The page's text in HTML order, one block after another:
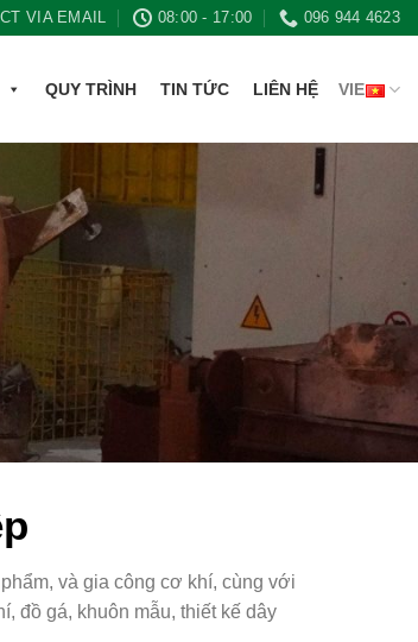
VIA EMAIL 08:00 - 17:00 096 944 4623
QUY TRÌNH TIN TỨC LIÊN HỆ VIE
và gia công cơ khí, cùng với
đồ gá, khuôn mẫu, thiết kế dây